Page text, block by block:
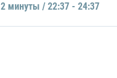
2 минуты / 22:37 - 24:37